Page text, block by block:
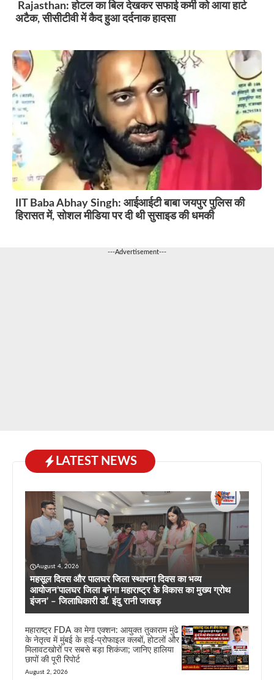
Rajasthan: होटल का बिल देखकर सफाई कर्मी को आया हार्ट
अटैक, सीसीटीवी में कैद हुआ दर्दनाक हादसा
IIT Baba Abhay Singh: आईआईटी बाबा जयपुर पुलिस की
हिरासत में, सोशल मीडिया पर दी थी सुसाइड की धमकी
---Advertisement---
LATEST NEWS
August 4, 2026
महसूल दिवस और पालघर जिला स्थापना दिवस का भव्य
आयोजन’पालघर जिला बनेगा महाराष्ट्र के विकास का मुख्य ग्रोथ
इंजन’ – जिलाधिकारी डॉ. इंदु रानी जाखड़
महाराष्ट्र FDA का मेगा एक्शन: आयुक्त तुकाराम मुंढे
के नेतृत्व में मुंबई के हाई-प्रोफाइल क्लबों, होटलों और
मिलावटखोरों पर सबसे बड़ा शिकंजा; जानिए हालिया
छापों की पूरी रिपोर्ट
August 2, 2026